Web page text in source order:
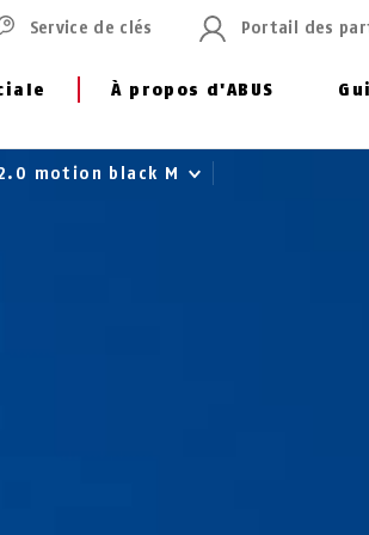
À propos d'ABUS
Service de clés Portail des
motion black M